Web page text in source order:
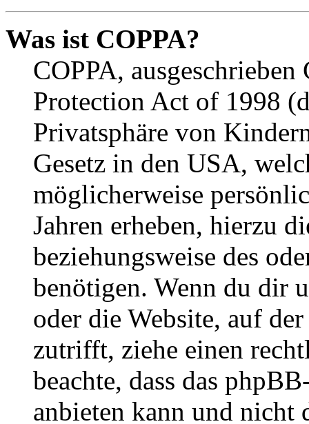
Was ist COPPA?
COPPA,
Protection Act of 1998
Privatsphäre von
Gesetz in den USA,
möglicherweise
Jahren erheben, hierzu
beziehungsweise des
benötigen. Wenn du dir
oder die Website, auf
zutrifft, ziehe einen
beachte, dass das
anbieten kann und nicht